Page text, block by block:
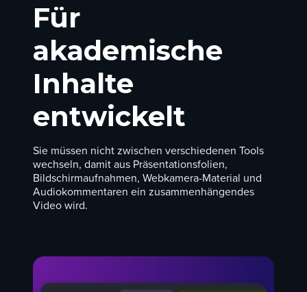
Für
akademische
Inhalte
entwickelt
Sie müssen nicht zwischen verschiedenen Tools
wechseln, damit aus Präsentationsfolien,
Bildschirmaufnahmen, Webkamera-Material und
Audiokommentaren ein zusammenhängendes
Video wird.